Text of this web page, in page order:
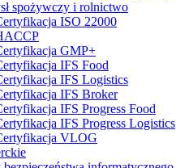
spożywczy i rolnictwo
ISO 22000
GMP+
IFS Food
IFS Logistics
IFS Broker
IFS Progress Food
IFS Progress Logistics
VLOG